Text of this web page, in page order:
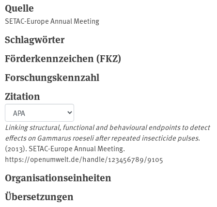
Quelle
SETAC-Europe Annual Meeting
Schlagwörter
Förderkennzeichen (FKZ)
Forschungskennzahl
Zitation
Linking structural, functional and behavioural endpoints to detect
effects on Gammarus roeseli after repeated insecticide pulses.
(2013). SETAC-Europe Annual Meeting.
https://openumwelt.de/handle/123456789/9105
Organisationseinheiten
Übersetzungen